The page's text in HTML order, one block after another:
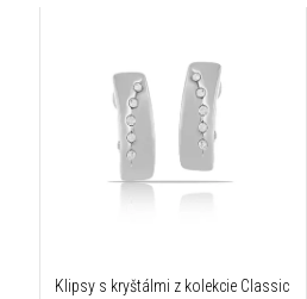
Klipsy s kryštálmi z kolekcie Classic